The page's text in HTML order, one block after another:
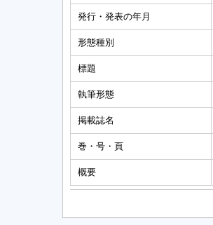
発行・発表の年月
形態種別
標題
執筆形態
掲載誌名
巻・号・頁
概要